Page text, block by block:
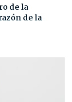
de la
de la